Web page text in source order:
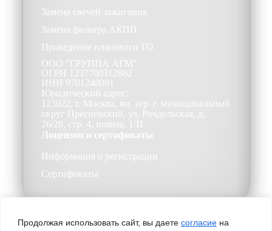
Продолжая использовать сайт, вы даете согласие на
Замена свечей зажигания
Замена фильтра АКПП
Проведение планового ТО
ООО "ГРУППА АГМ"
ОГРН 1237700312882
ИНН 9701248091
Юридический адрес:
123022, г. Москва, вн. тер. г. муниципальный
округ Пресненский, ул. Рочдельская, д.
26/28, стр. 4, помещ. 1/П
Лицензии и сертификаты
Информация о регистрации
Сертификаты